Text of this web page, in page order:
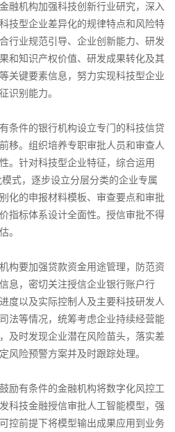
融机构加强科技创新行业研究，深入
技型企业差异化的规律特点和风险特
行业规范引导、企业创新能力、研发
和知识产权价值、研发成果转化及其
关键要素信息，努力实现科技型企业
识别能力。
条件的银行机构设立专门的科技信贷
移。组织培养专职审批人员和审查人
。针对科技型企业特征，综合运用
式，逐步设立分层分类的企业专属
化的申报材料模板、审查要点和审批
指标体系设计全面性。授信审批不得
。
构要加强贷款资金用途管理，防范资
息，密切关注授信企业银行账户行
度以及实际控制人及主要科技研发人
法等情况，统筹考虑企业持续经营能
及时发现企业潜在风险苗头，落实差
风险预警方案并及时跟踪处理。
励有条件的金融机构将数字化风控工
科技金融授信审批人工智能模型，强
控前提下将模型输出成果应用到业务